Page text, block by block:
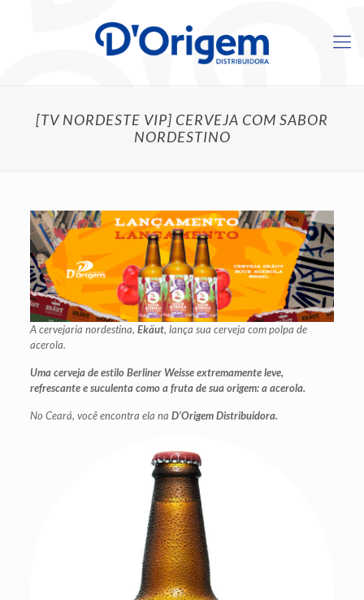
[TV NORDESTE VIP] CERVEJA COM SABOR
NORDESTINO
A cervejaria nordestina, Ekäut, lança sua cerveja com polpa de
acerola.
Uma cerveja de estilo Berliner Weisse extremamente leve,
refrescante e suculenta como a fruta de sua origem: a acerola.
No Ceará, você encontra ela na D’Origem Distribuidora.